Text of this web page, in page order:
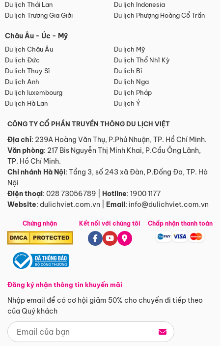
Du lịch Thái Lan
Du lịch Indonesia
Du lịch Trương Gia Giới
Du lịch Phượng Hoàng Cổ Trấn
Châu Âu - Úc - Mỹ
Du lịch Châu Âu
Du lịch Mỹ
Du lịch Đức
Du lịch Thổ Nhĩ Kỳ
Du lịch Thụy Sĩ
Du lịch Bỉ
Du lịch Anh
Du lịch Nga
Du lịch luxembourg
Du lịch Pháp
Du lịch Hà Lan
Du lịch Ý
CÔNG TY CỔ PHẦN TRUYỀN THÔNG DU LỊCH VIỆT
Địa chỉ: 239A Hoàng Văn Thụ, P.Phú Nhuận, TP. Hồ Chí Minh.
Văn phòng: 217 Bis Nguyễn Thị Minh Khai, P.Cầu Ông Lãnh,
TP. Hồ Chí Minh.
Chi nhánh Hà Nội: Tầng 3, số 243 xã Đàn, P.Đống Đa, TP. Hà
Nội
Điện thoại: 028 73056789 Hotline: 1900 1177
Website: dulichviet.com.vn Email: info@dulichviet.com.vn
Chứng nhận
Đăng ký nhận thông tin khuyến mãi
Nhập email để có cơ hội giảm 50% cho chuyến đi tiếp theo
của Quý khách
Kết nối với chúng tôi Chấp nhận thanh toán